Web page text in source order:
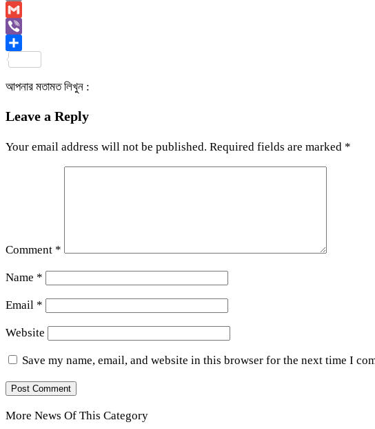
Copy
Link
Gmail
Viber
আপনার মতামত লিখুন :
Leave a Reply
Your email address will not be published. Required fields are marked *
Comment *
Name *
Email *
Website
Save my name, email, and website in this browser for the next time I
More News Of This Category